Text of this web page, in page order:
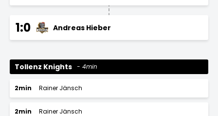
1:0 Andreas Hieber
Tollenz Knights 4min
2min Rainer Jänsch
2min Rainer Jänsch